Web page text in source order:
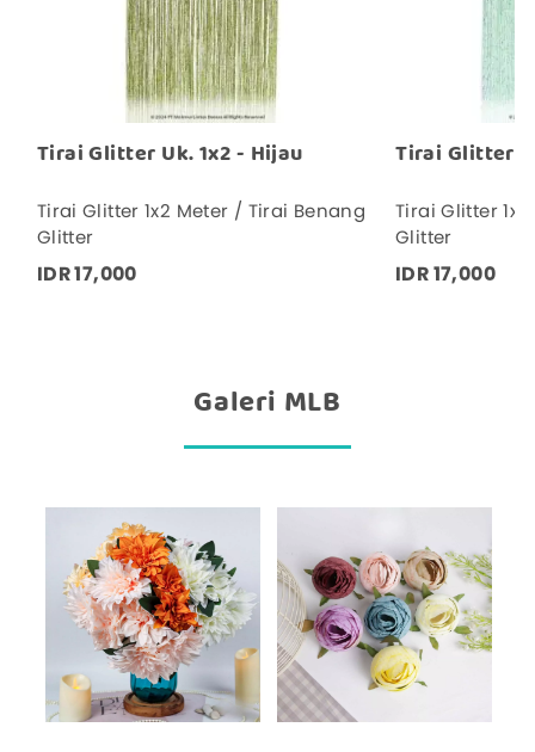
Tirai Glitter Uk. 1x2 - Hijau
Tirai Glitter 1x2 Meter / Tirai Benang
Glitter
IDR 17,000
Tirai Glitter
Tirai Glitter
Glitter
IDR 17,000
Galeri MLB